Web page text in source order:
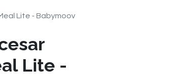
Lite - Babymoov
Lite -